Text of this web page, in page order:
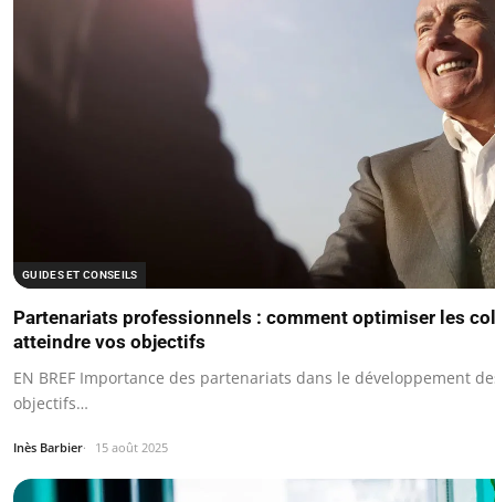
GUIDES ET CONSEILS
Partenariats professionnels : comment optimiser les
atteindre vos objectifs
EN BREF Importance des partenariats dans le développement
objectifs…
Inès Barbier 15 août 2025